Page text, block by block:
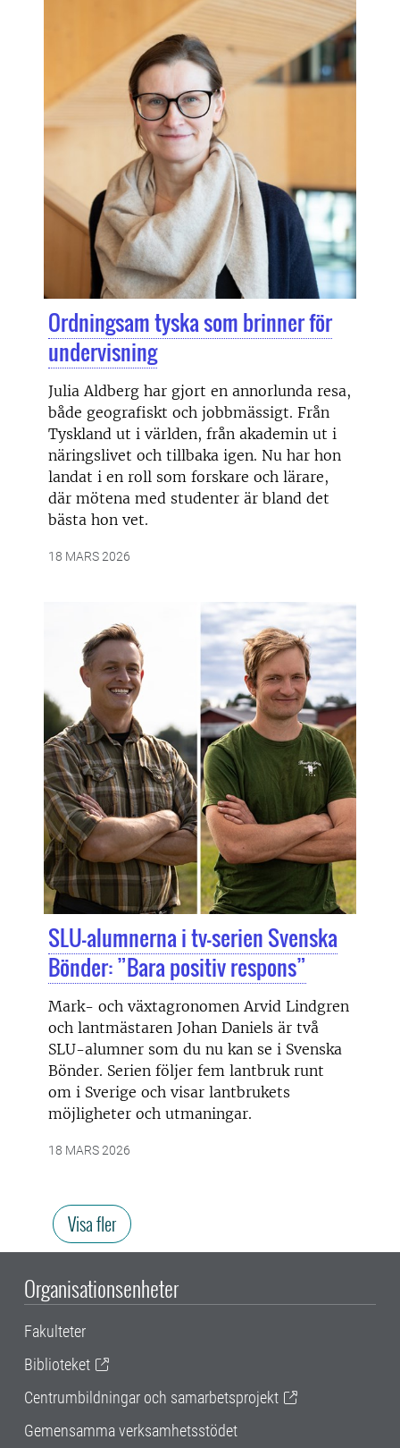
Ordningsam tyska som brinner för
undervisning
Julia Aldberg har gjort en annorlunda resa,
både geografiskt och jobbmässigt. Från
Tyskland ut i världen, från akademin ut i
näringslivet och tillbaka igen. Nu har hon
landat i en roll som forskare och lärare,
där mötena med studenter är bland det
bästa hon vet.
18 MARS 2026
SLU-alumnerna i tv-serien Svenska
Bönder: ”Bara positiv respons”
Mark- och växtagronomen Arvid Lindgren
och lantmästaren Johan Daniels är två
SLU-alumner som du nu kan se i Svenska
Bönder. Serien följer fem lantbruk runt
om i Sverige och visar lantbrukets
möjligheter och utmaningar.
18 MARS 2026
Visa fler
Organisationsenheter
Fakulteter
Biblioteket
Centrumbildningar och samarbetsprojekt
Gemensamma verksamhetsstödet